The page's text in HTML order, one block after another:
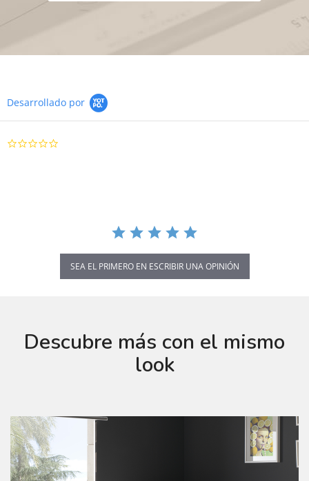
Desarrollado por
SEA EL PRIMERO EN ESCRIBIR UNA OPINIÓN
Descubre más con el mismo
look